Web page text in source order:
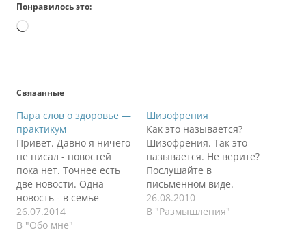
Понравилось это:
Загрузка…
Связанные
Пара слов о здоровье —
практикум
Привет. Давно я ничего
не писал - новостей
пока нет. Точнее есть
две новости. Одна
новость - в семье
появился квадрокоптер
с камерой на борту. Но
26.07.2014
В "Обо мне"
Шизофрения
Как это называется?
Шизофрения. Так это
называется. Не верите?
Послушайте в
письменном виде.
Раньше я жил, никого
не трогал. Один жил.
26.08.2010
В "Размышления"